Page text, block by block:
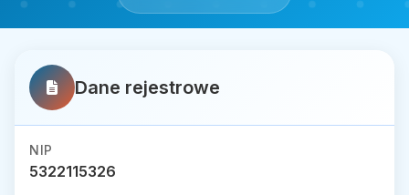
Dane rejestrowe
NIP
5322115326